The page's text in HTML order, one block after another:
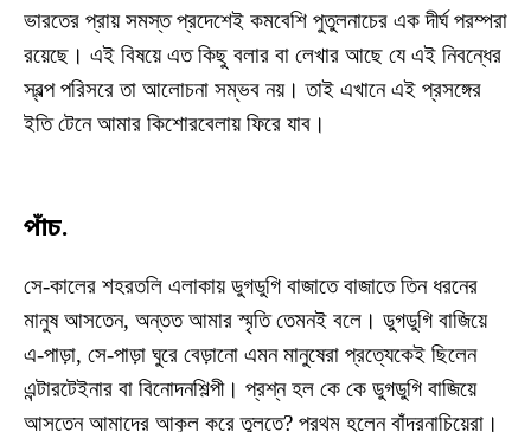
ভারতের প্রায় সমস্ত প্রদেশেই কমবেশি পুতুলনাচের এক দীর্ঘ পরম্পরা
রয়েছে। এই বিষয়ে এত কিছু বলার বা লেখার আছে যে এই নিবন্ধের
স্বল্প পরিসরে তা আলোচনা সম্ভব নয়। তাই এখানে এই প্রসঙ্গের
ইতি টেনে আমার কিশোরবেলায় ফিরে যাব।
পাঁচ.
সে-কালের শহরতলি এলাকায় ডুগডুগি বাজাতে বাজাতে তিন ধরনের
মানুষ আসতেন, অন্তত আমার স্মৃতি তেমন‌ই বলে। ডুগডুগি বাজিয়ে
এ-পাড়া, সে-পাড়া ঘুরে বেড়ানো এমন মানুষেরা প্রত্যেকেই ছিলেন
এন্টারটেইনার বা বিনোদনশিল্পী। প্রশ্ন হল কে কে ডুগডুগি বাজিয়ে
আসতেন আমাদের আকুল করে তুলতে? প্রথম হলেন বাঁদরনাচিয়েরা।